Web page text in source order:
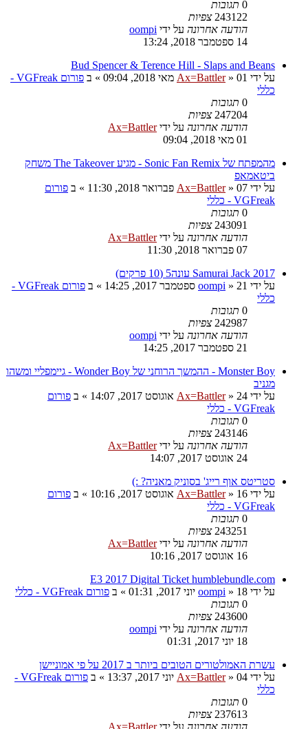
0 תגובות
243122 צפיות
הודעה אחרונה על ידי oompi
14 ספטמבר 2018, 13:24
Bud Spencer & Terence Hill - Slaps and Beans
על ידי
Ax=Battler» 01 מאי 2018, 09:04 » ב
פורום VGFreak -
כללי
0 תגובות
247204 צפיות
הודעה אחרונה על ידיAx=Battler
01 מאי 2018, 09:04
מהמפתח של Sonic Fan Remix - מגיע The Takeover משחק
ביטאמאפ
על ידי
Ax=Battler» 07 פברואר 2018, 11:30 » ב פורום
VGFreak - כללי
0 תגובות
243091 צפיות
הודעה אחרונה על ידיAx=Battler
07 פברואר 2018, 11:30
Samurai Jack 2017 עונה5 (10 פרקים)
על ידי
oompi » 21 ספטמבר 2017, 14:25 » ב
פורום VGFreak -
כללי
0 תגובות
242987 צפיות
הודעה אחרונה על ידי oompi
21 ספטמבר 2017, 14:25
Monster Boy - ההמשך הרוחני של Wonder Boy - גיימפליי ומשהו
מגניב
על ידי
Ax=Battler» 24 אוגוסט 2017, 14:07 » ב פורום
VGFreak - כללי
0 תגובות
243146 צפיות
הודעה אחרונה על ידיAx=Battler
24 אוגוסט 2017, 14:07
סטריטס אוף רייג' בסוניק מאניה? :)
על ידי
Ax=Battler» 16 אוגוסט 2017, 10:16 » ב פורום
VGFreak - כללי
0 תגובות
243251 צפיות
הודעה אחרונה על ידיAx=Battler
16 אוגוסט 2017, 10:16
E3 2017 Digital Ticket humblebundle.com
על ידי
oompi » 18 יוני 2017, 01:31 » ב פורום VGFreak - כללי
0 תגובות
243600 צפיות
הודעה אחרונה על ידי oompi
18 יוני 2017, 01:31
עשרת האמולטורים הטובים ביותר ב 2017 על פי אמוניישן
על ידי
Ax=Battler» 04 יוני 2017, 13:37 » ב
פורום VGFreak -
כללי
0 תגובות
237613 צפיות